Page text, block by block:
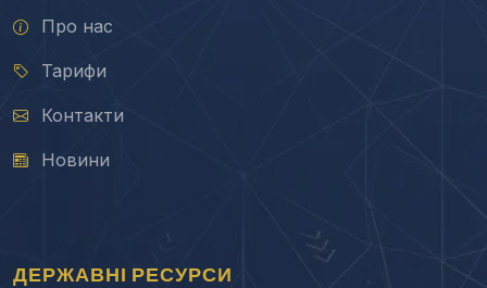
Про нас
Тарифи
Контакти
Новини
ДЕРЖАВНІ РЕСУРСИ